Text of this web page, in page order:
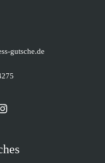
gutsche.de